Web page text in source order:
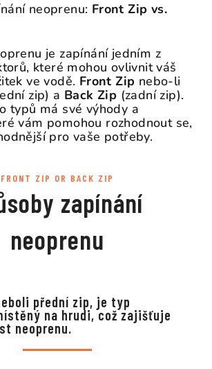
neoprenu: Front Zip vs.
je zapínání jedním z
které mohou ovlivnit váš
ve vodě. Front Zip nebo-li
zip) a Back Zip (zadní zip).
typů má své výhody a
vám pomohou rozhodnout se,
pro vaše potřeby.
FRONT ZIP OR BACK ZIP
zapínání
neoprenu
přední zip, je typ
na hrudi, což zajišťuje
neoprenu.